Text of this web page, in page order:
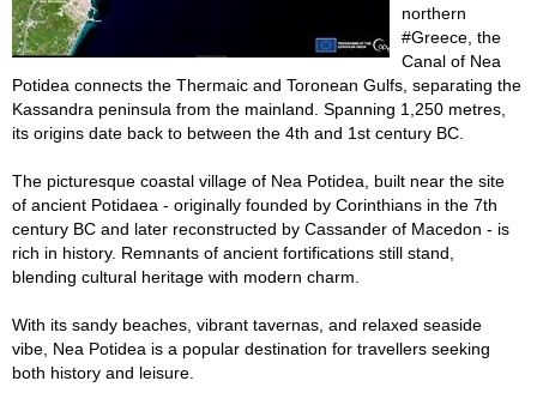
northern
#Greece, the
Canal of Nea
Potidea connects the Thermaic and Toronean Gulfs, separating the
Kassandra peninsula from the mainland. Spanning 1,250 metres,
its origins date back to between the 4th and 1st century BC.
The picturesque coastal village of Nea Potidea, built near the site
of ancient Potidaea - originally founded by Corinthians in the 7th
century BC and later reconstructed by Cassander of Macedon - is
rich in history. Remnants of ancient fortifications still stand,
blending cultural heritage with modern charm.
With its sandy beaches, vibrant tavernas, and relaxed seaside
vibe, Nea Potidea is a popular destination for travellers seeking
both history and leisure.